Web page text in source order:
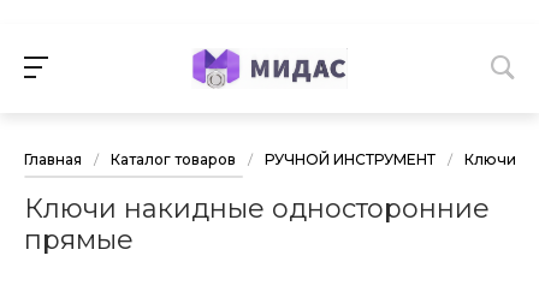
Главная / Каталог товаров / РУЧНОЙ ИНСТРУМЕНТ / Ключи
Ключи накидные односторонние
прямые